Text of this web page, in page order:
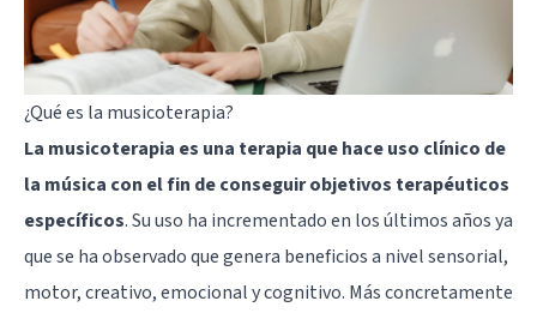
¿Qué es la musicoterapia?
La musicoterapia es una terapia que hace uso clínico de
la música con el fin de conseguir objetivos terapéuticos
específicos. Su uso ha incrementado en los últimos años ya
que se ha observado que genera beneficios a nivel sensorial,
motor, creativo, emocional y cognitivo. Más concretamente